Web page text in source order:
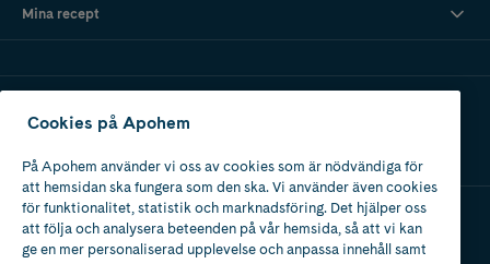
Mina recept
Apotek med tillstånd
av Läkemedelsverket
Cookies på Apohem
På Apohem använder vi oss av cookies som är nödvändiga för
att hemsidan ska fungera som den ska. Vi använder även cookies
för funktionalitet, statistik och marknadsföring. Det hjälper oss
att följa och analysera beteenden på vår hemsida, så att vi kan
ge en mer personaliserad upplevelse och anpassa innehåll samt